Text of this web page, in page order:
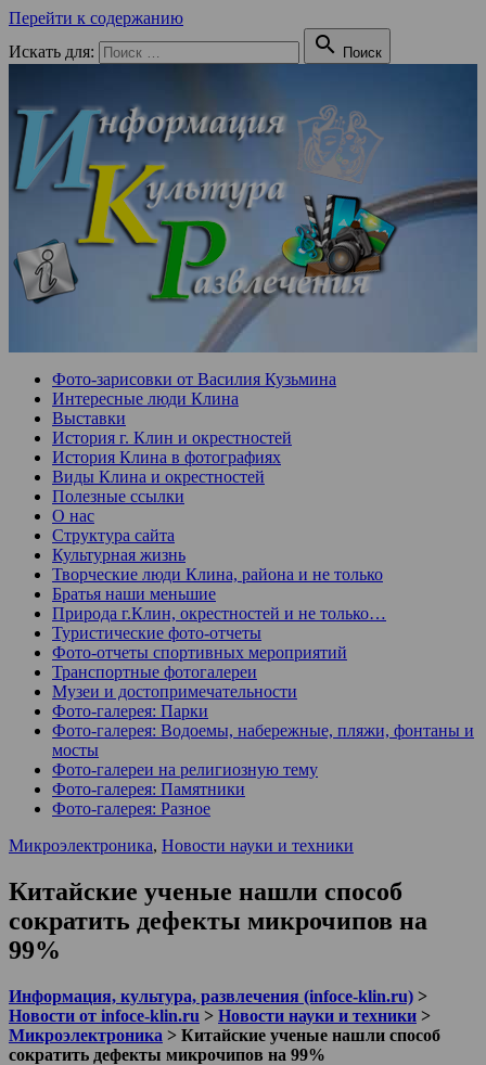
Перейти к содержанию
Искать для:
 Поиск
Фото-зарисовки от Василия Кузьмина
Интересные люди Клина
Выставки
История г. Клин и окрестностей
История Клина в фотографиях
Виды Клина и окрестностей
Полезные ссылки
О нас
Структура сайта
Культурная жизнь
Творческие люди Клина, района и не только
Братья наши меньшие
Природа г.Клин, окрестностей и не только…
Туристические фото-отчеты
Фото-отчеты спортивных мероприятий
Транспортные фотогалереи
Музеи и достопримечательности
Фото-галерея: Парки
Фото-галерея: Водоемы, набережные, пляжи, фонтаны и
мосты
Фото-галереи на религиозную тему
Фото-галерея: Памятники
Фото-галерея: Разное
Микроэлектроника, Новости науки и техники
Китайские ученые нашли способ
сократить дефекты микрочипов на
99%
Информация, культура, развлечения (infoce-klin.ru) >
Новости от infoce-klin.ru > Новости науки и техники >
Микроэлектроника > Китайские ученые нашли способ
сократить дефекты микрочипов на 99%